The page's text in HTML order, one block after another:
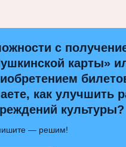
с
карты»
как улучшить
культуры?
— решим!